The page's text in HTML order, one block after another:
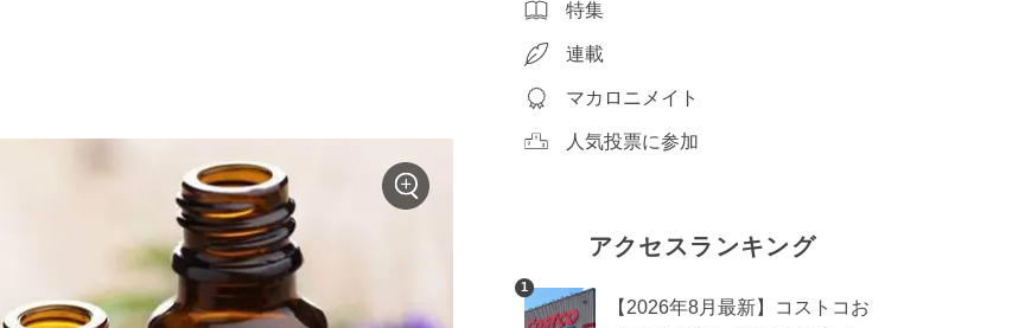
特集
連載
マカロニメイト
人気投票に参加
アクセスランキング
1
【2026年8月最新】コストコお